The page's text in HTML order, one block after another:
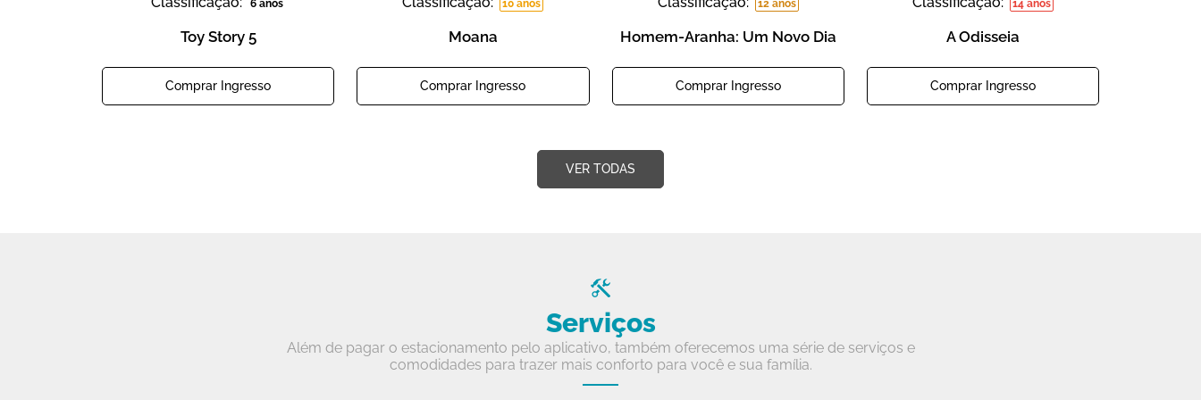
6 anos
Toy Story 5
Comprar Ingresso
10 anos
Moana
Comprar Ingresso
12 anos
Homem-Aranha: Um Novo Dia
Comprar Ingresso
14 anos
A Odisseia
Comprar Ingresso
VER TODAS
Serviços
Além de pagar o estacionamento pelo aplicativo, também oferecemos uma série de serviços e
comodidades para trazer mais conforto para você e sua família.